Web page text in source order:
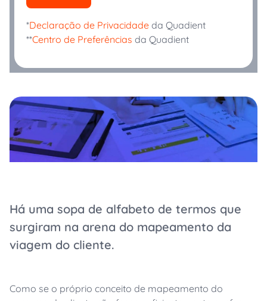
*Declaração de Privacidade da Quadient
**Centro de Preferências da Quadient
Há uma sopa de alfabeto de termos que
surgiram na arena do mapeamento da
viagem do cliente.
Como se o próprio conceito de mapeamento do